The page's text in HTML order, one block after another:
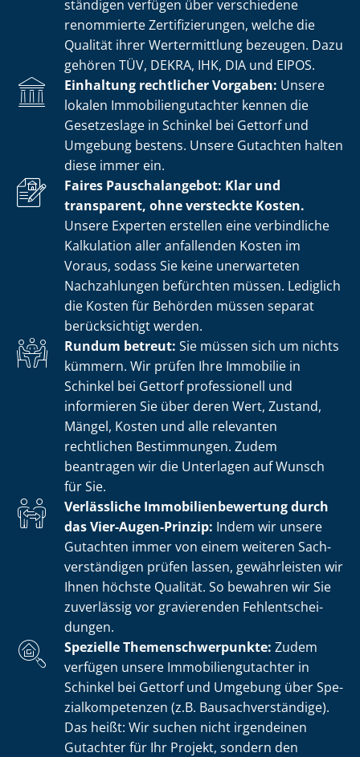
stän­di­gen verfügen über verschiedene
renommierte Zer­ti­fi­zie­run­gen, welche die
Qualität ihrer Wertermittlung bezeugen. Dazu
gehören TÜV, DEKRA, IHK, DIA und EIPOS.
Einhaltung rechtlicher Vorgaben: Unsere
lokalen Im­mo­bi­li­en­gut­ach­ter kennen die
Gesetzeslage in Schinkel bei Gettorf und
Umgebung bestens. Unsere Gutachten halten
diese immer ein.
Faires Pauschalangebot: Klar und
transparent, ohne versteckte Kosten.
Unsere Experten erstellen eine verbindliche
Kalkulation aller anfallenden Kosten im
Voraus, sodass Sie keine unerwarteten
Nachzahlungen befürchten müssen. Lediglich
die Kosten für Behörden müssen separat
berücksichtigt werden.
Rundum betreut: Sie müssen sich um nichts
kümmern. Wir prüfen Ihre Immobilie in
Schinkel bei Gettorf professionell und
informieren Sie über deren Wert, Zustand,
Mängel, Kosten und alle relevanten
rechtlichen Bestimmungen. Zudem
beantragen wir die Unterlagen auf Wunsch
für Sie.
Verlässliche Im­mo­bi­li­en­be­wer­tung durch
das Vier-Augen-Prinzip: Indem wir unsere
Gutachten immer von einem weiteren Sach­
ver­stän­di­gen prüfen lassen, gewährleisten wir
Ihnen höchste Qualität. So bewahren wir Sie
zuverlässig vor gravierenden Fehl­ent­schei­
dun­gen.
Spezielle The­men­schwer­punk­te: Zudem
verfügen unsere Im­mo­bi­li­en­gut­ach­ter in
Schinkel bei Gettorf und Umgebung über Spe­
zi­al­kom­pe­ten­zen (z.B. Bau­sach­ver­stän­di­ge).
Das heißt: Wir suchen nicht irgendeinen
Gutachter für Ihr Projekt, sondern den